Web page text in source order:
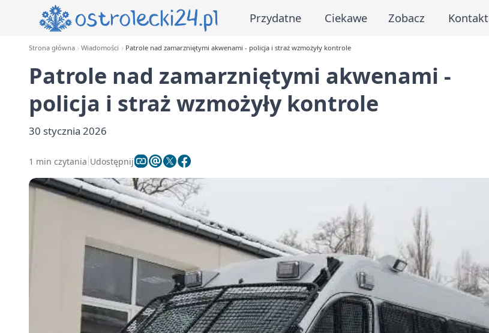
Przydatne Ciekawe Zobacz Kontakt
Strona główna Wiadomości Patrole nad zamarzniętymi akwenami - policja i straż wzmożyły kontrole
Patrole nad zamarzniętymi akwenami -
policja i straż wzmożyły kontrole
30 stycznia 2026
1 min czytania Udostępnij